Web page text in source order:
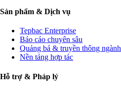
Sản phẩm & Dịch vụ
Tepbac Enterprise
Báo cáo chuyên sâu
Quảng bá & truyền thông ngành
Nền tảng hợp tác
Hỗ trợ & Pháp lý